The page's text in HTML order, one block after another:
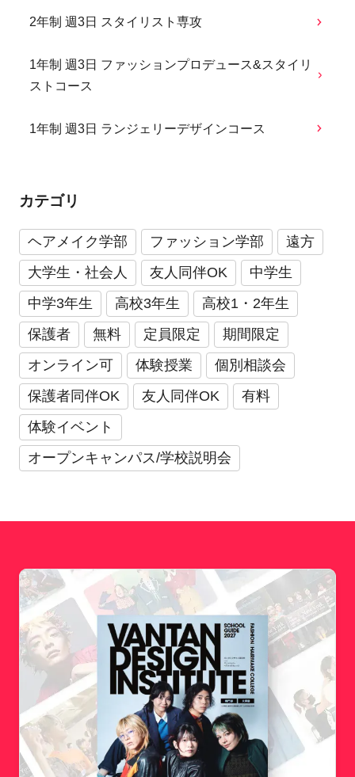
2年制 週3日 スタイリスト専攻
1年制 週3日 ファッションプロデュース&スタイリ
ストコース
1年制 週3日 ランジェリーデザインコース
カテゴリ
ヘアメイク学部 ファッション学部
遠方
大学生・社会人
友人同伴OK
中学生
中学3年生
高校3年生
高校1・2年生
保護者
無料 定員限定
期間限定
オンライン可
体験授業
個別相談会
保護者同伴OK
友人同伴OK
有料
体験イベント
オープンキャンパス/学校説明会